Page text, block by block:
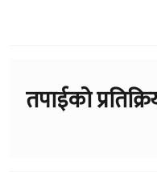
तपाईको